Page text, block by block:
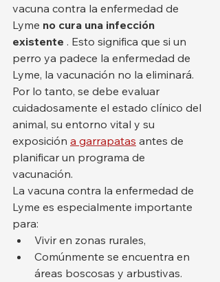
vacuna contra la enfermedad de
Lyme no cura una infección
existente . Esto significa que si un
perro ya padece la enfermedad de
Lyme, la vacunación no la eliminará.
Por lo tanto, se debe evaluar
cuidadosamente el estado clínico del
animal, su entorno vital y su
exposición a garrapatas antes de
planificar un programa de
vacunación.
La vacuna contra la enfermedad de
Lyme es especialmente importante
para:
Vivir en zonas rurales,
Comúnmente se encuentra en
áreas boscosas y arbustivas.